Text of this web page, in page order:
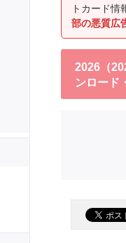
トカード
部の悪質広
2026（
ンロード